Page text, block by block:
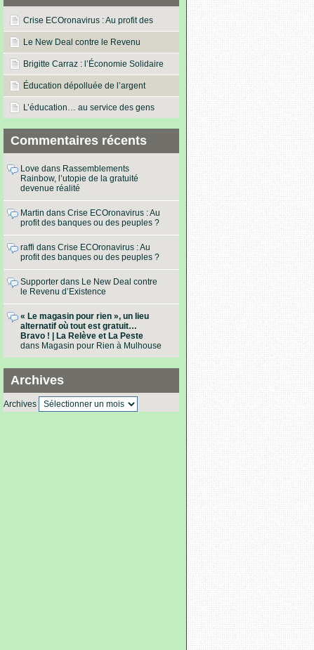
Crise ECOronavirus : Au profit des
banques ou des peuples ?
Le New Deal contre le Revenu
d’Existence
Brigitte Carraz : l’Économie Solidaire
dans les actes !
Éducation dépolluée de l’argent
L’éducation… au service des gens
Commentaires récents
Love dans Rassemblements
Rainbow, l’utopie de la gratuité
devenue réalité
Martin dans Crise ECOronavirus : Au
profit des banques ou des peuples ?
raffi dans Crise ECOronavirus : Au
profit des banques ou des peuples ?
Supporter dans Le New Deal contre
le Revenu d’Existence
« Le magasin pour rien », un lieu
alternatif où tout est gratuit…
Bravo ! | La Relève et La Peste
dans Magasin pour Rien à Mulhouse
Archives
Archives